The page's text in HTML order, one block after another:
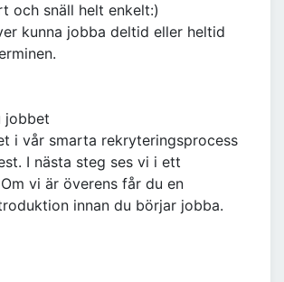
och snäll helt enkelt:)
kunna jobba deltid eller heltid
jobbet
i vår smarta rekryteringsprocess
I nästa steg ses vi i ett
vi är överens får du en
innan du börjar jobba.